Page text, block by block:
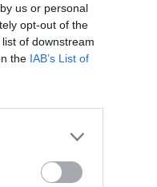
us or personal
opt-out of the
of downstream
the IAB’s List of
robią Stany
burza!
sekretarzowi
„nie potrafi jasno